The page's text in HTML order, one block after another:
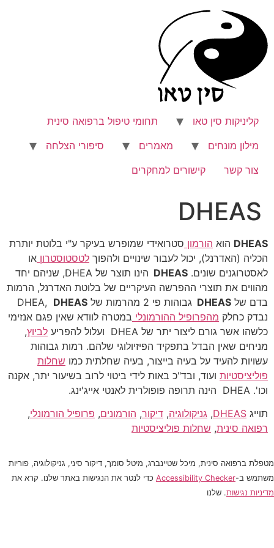
לתוכן
קליניקות סין טאו
תחומי טיפול ברפואה סינית
מילון מונחים
מאמרים
סיפורי הצלחה
צור קשר
קישורים למחקרים
DHEAS
DHEAS הוא הורמון סטרואידי שמופרש בעיקר ע"י בלוטת יותרת
הכליה (האדרנל), יכול לעבור שינויים ולהפוך לטסטוסטרון או
לאסטרוגנים שונים. DHEAS
הינו תוצר של DHEA, שניהם יחד
מהווים את תוצרי ההפרשה העיקריים של בלוטת האדרנל, הרמות
בדם של DHEAS גבוהות פי 2 מהרמות של DHEA,
DHEAS
נבדק כחלק מהפרופיל ההורמונלי במטרה לוודא שאין פגם אנזימי
כלשהו אשר גורם ליצור יתר של DHEA ועלול להפריע
לביוץ,
מניחים שאין הבדל בתפקיד הפיזיולוגי שלהם. רמות גבוהות
עשויות להעיד על בעיה בייצור, בעיה שחלתית כמו שחלות
פוליציסטיות ועוד, ובד"כ באות לידי ביטוי לרוב בשיעור יתר, אקנה
וכו'. DHEA הינה תרופה פופולרית לאנטי אייג'ינג.
תוייג DHEAS
, גניקולוגיה, דיקור, הורמונים, פרופיל הורמונלי,
רפואה סינית, שחלות פוליציסטיות
מטפלת ברפואה סינית, מיכל שטיינברג, מיטל סומך, דיקור סיני, גניקולוגיה, פוריות
משתמש ב-Accessibility Checker כדי לנטר את הנגישות באתר שלנו. קרא את
מדיניות נגישות. שלנו